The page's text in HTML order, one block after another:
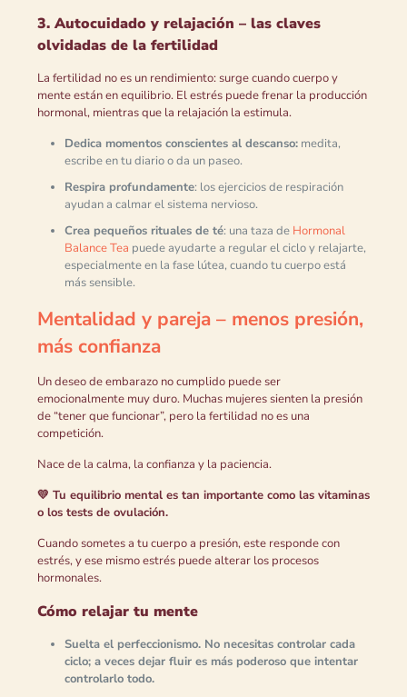
3. Autocuidado y relajación – las claves
olvidadas de la fertilidad
La fertilidad no es un rendimiento: surge cuando cuerpo y
mente están en equilibrio. El estrés puede frenar la producción
hormonal, mientras que la relajación la estimula.
Dedica momentos conscientes al descanso:medita,
escribe en tu diario o da un paseo.
Respira profundamente: los ejercicios de respiración
ayudan a calmar el sistema nervioso.
Crea pequeños rituales de té: una taza de Hormonal
Balance Tea puede ayudarte a regular el ciclo y relajarte,
especialmente en la fase lútea, cuando tu cuerpo está
más sensible.
Mentalidad y pareja – menos presión,
más confianza
Un deseo de embarazo no cumplido puede ser
emocionalmente muy duro. Muchas mujeres sienten la presión
de “tener que funcionar”, pero la fertilidad no es una
competición.
Nace de la calma, la confianza y la paciencia.
💛 Tu equilibrio mental es tan importante como las vitaminas
o los tests de ovulación.
Cuando sometes a tu cuerpo a presión, este responde con
estrés, y ese mismo estrés puede alterar los procesos
hormonales.
Cómo relajar tu mente
Suelta el perfeccionismo.No necesitas controlar cada
ciclo; a veces dejar fluir es más poderoso que intentar
controlarlo todo.